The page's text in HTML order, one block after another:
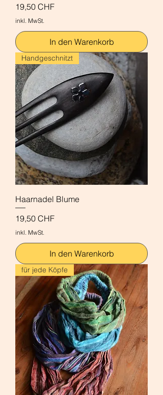
Preis
19,50 CHF
inkl. MwSt.
In den Warenkorb
Handgeschnitzt
Haarnadel Blume
Preis
19,50 CHF
inkl. MwSt.
In den Warenkorb
für jede Köpfe